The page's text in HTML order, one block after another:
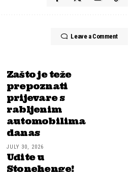
Leave a Comment
Zašto je teže
prepoznati
prijevare s
rabljenim
automobilima
danas
JULY 30, 2026
Uđite u
Stonehenge!